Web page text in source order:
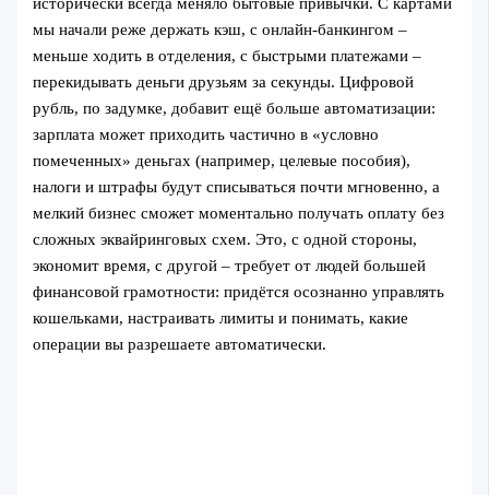
мы начали реже держать кэш, с онлайн‑банкингом –
меньше ходить в отделения, с быстрыми платежами –
перекидывать деньги друзьям за секунды. Цифровой
рубль, по задумке, добавит ещё больше автоматизации:
зарплата может приходить частично в «условно
помеченных» деньгах (например, целевые пособия),
налоги и штрафы будут списываться почти мгновенно, а
мелкий бизнес сможет моментально получать оплату без
сложных эквайринговых схем. Это, с одной стороны,
экономит время, с другой – требует от людей большей
финансовой грамотности: придётся осознанно управлять
кошельками, настраивать лимиты и понимать, какие
операции вы разрешаете автоматически.